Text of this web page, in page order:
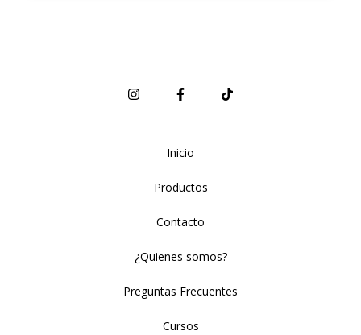
Inicio
Productos
Contacto
¿Quienes somos?
Preguntas Frecuentes
Cursos